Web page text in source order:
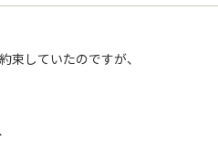
していたのですが、